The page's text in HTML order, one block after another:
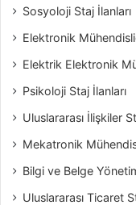
Sosyoloji Staj İlanları
Elektronik
Elektrik Elektronik
Psikoloji Staj İlanları
Uluslararası İlişkiler
Mekatronik
Bilgi ve Belge
Uluslararası Ticaret